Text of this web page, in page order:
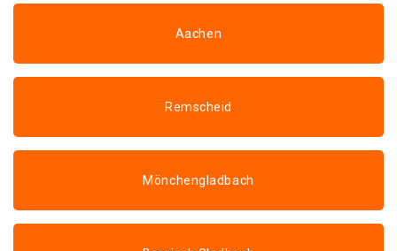
Aachen
Remscheid
Mönchengladbach